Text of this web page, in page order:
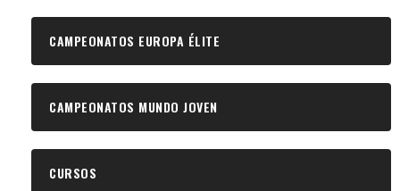
CAMPEONATOS EUROPA ÉLITE
CAMPEONATOS MUNDO JOVEN
CURSOS